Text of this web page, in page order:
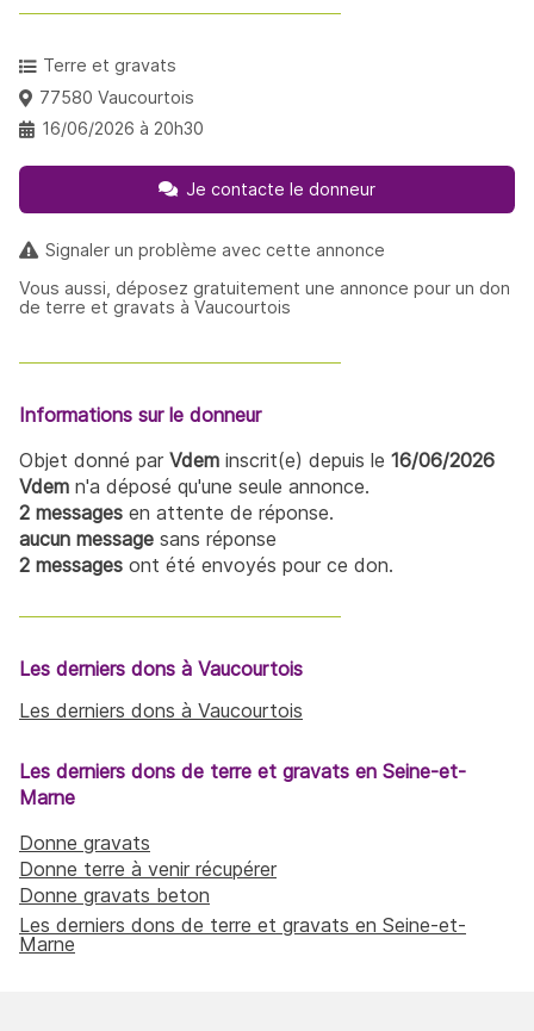
Terre et gravats
77580 Vaucourtois
16/06/2026 à 20h30
Je contacte le donneur
Signaler un problème avec cette annonce
Vous aussi, déposez gratuitement une annonce pour un don
de terre et gravats à Vaucourtois
Informations sur le donneur
Objet donné par Vdem inscrit(e) depuis le 16/06/2026
Vdem n'a déposé qu'une seule annonce.
2 messages en attente de réponse.
aucun message sans réponse
2 messages ont été envoyés pour ce don.
Les derniers dons à Vaucourtois
Les derniers dons à Vaucourtois
Les derniers dons de terre et gravats en Seine-et-
Marne
Donne gravats
Donne terre à venir récupérer
Donne gravats beton
Les derniers dons de terre et gravats en Seine-et-
Marne